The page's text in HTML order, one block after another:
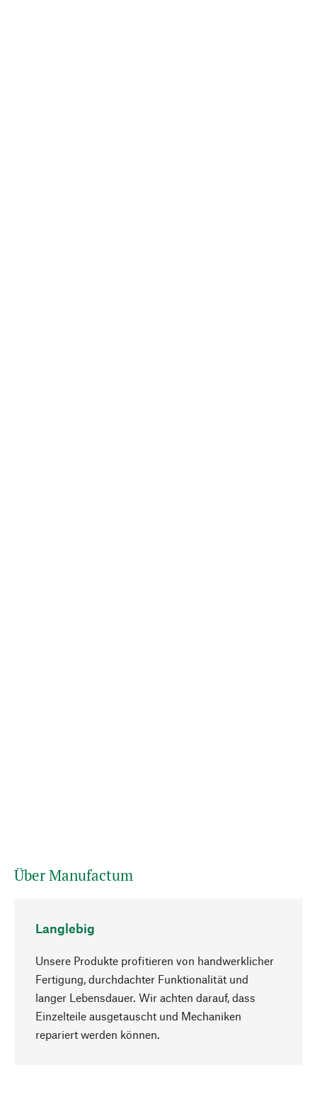
Über Manufactum
Langlebig
Unsere Produkte profitieren von handwerklicher
Fertigung, durchdachter Funktionalität und
langer Lebensdauer. Wir achten darauf, dass
Einzelteile ausgetauscht und Mechaniken
repariert werden können.